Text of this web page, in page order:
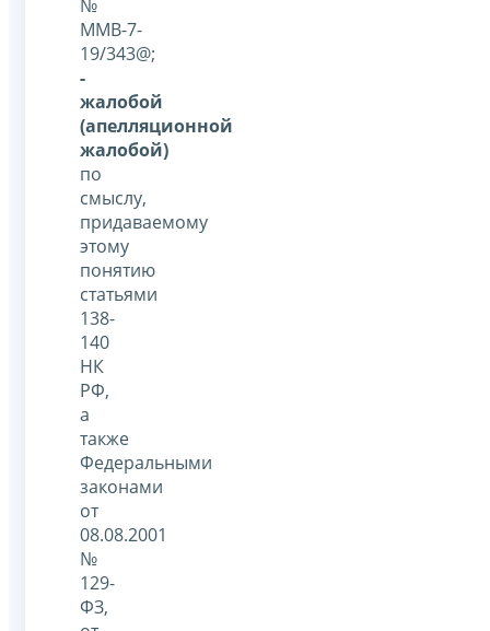
№
ММВ-7-
19/343@;
-
жалобой
(апелляционной
жалобой)
по
смыслу,
придаваемому
этому
понятию
статьями
138-
140
НК
РФ,
а
также
Федеральными
законами
от
08.08.2001
№
129-
ФЗ,